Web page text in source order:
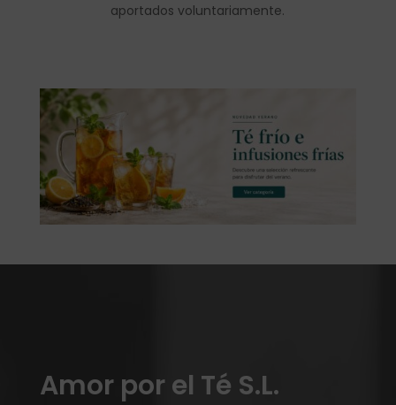
aportados voluntariamente.
Amor por el Té S.L.